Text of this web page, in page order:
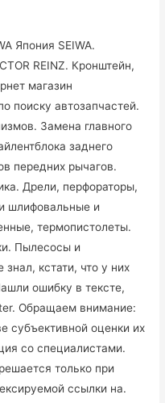
Япония SEIWA.
REINZ. Кронштейн,
магазин
поиску автозапчастей.
Замена главного
заднего
передних рычагов.
Дрели, перфораторы,
шлифовальные и
термопистолеты.
Пылесосы и
кстати, что у них
ошибку в тексте,
Обращаем внимание:
субъективной оценки их
со специалистами.
только при
ссылки на.